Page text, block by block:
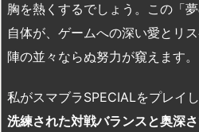
胸を熱くするでしょう。この「
自体が、ゲームへの深い愛とリ
陣の並々ならぬ努力が窺えます。
私がスマブラSPECIALをプレイ
洗練された対戦バランスと奥深さ